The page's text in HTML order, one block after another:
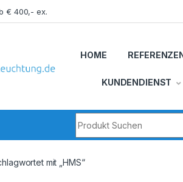
€ 400,- ex.
HOME
KUNDENDIENST
mit „HMS“